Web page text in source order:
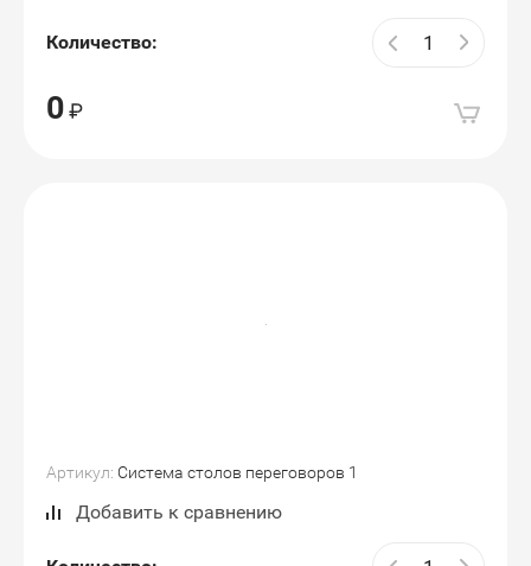
Количество:
0
Артикул: Система столов переговоров 1
Добавить к сравнению